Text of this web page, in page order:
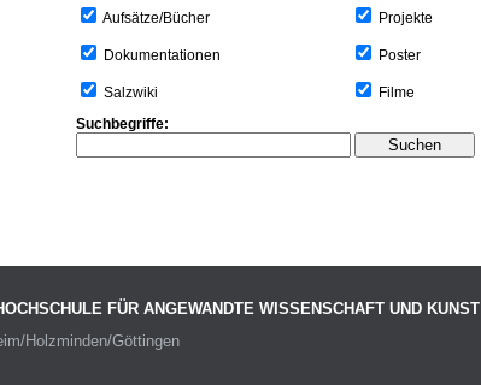
Aufsätze/Bücher
Dokumentationen
Salzwiki
Projekte
Poster
Filme
Suchbegriffe:
FÜR ANGEWANDTE WISSENSCHAFT UND KUNST
Holzminden/Göttingen